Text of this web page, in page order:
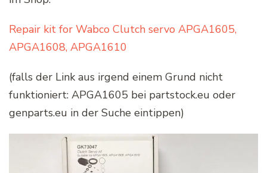
Repair kit for Wabco Clutch servo APGA1605,
APGA1608, APGA1610
(falls der Link aus irgend einem Grund nicht
funktioniert: APGA1605 bei partstock.eu oder
genparts.eu in der Suche eintippen)